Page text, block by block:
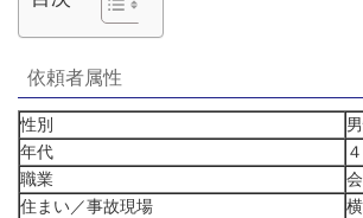
依頼者属性
性別
年代
職業
住まい／事故現場